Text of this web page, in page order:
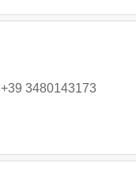
+39 3480143173